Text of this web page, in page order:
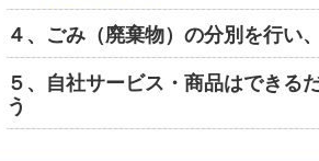
４、ごみ（廃棄物）の分別を行い、
５、自社サービス・商品はできる
う